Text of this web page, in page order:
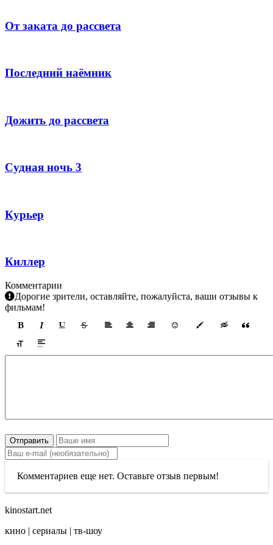
От заката до рассвета
Последний наёмник
Дожить до рассвета
Судная ночь 3
Курьер
Киллер
Комментарии
Дорогие зрители, оставляйте, пожалуйста, ваши отзывы к
фильмам!
Отправить
Комментариев еще нет. Оставьте отзыв первым!
kinostart.net
кино | сериалы | тв-шоу